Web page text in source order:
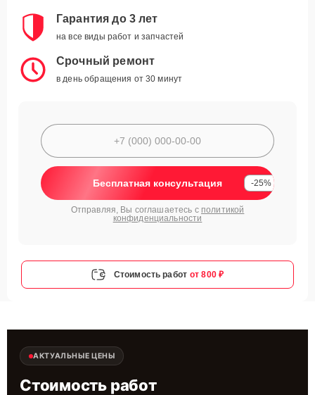
Гарантия до 3 лет
на все виды работ и запчастей
Срочный ремонт
в день обращения от 30 минут
Бесплатная консультация -25%
Отправляя, Вы соглашаетесь с политикой
конфиденциальности
Стоимость работ от 800 ₽
АКТУАЛЬНЫЕ ЦЕНЫ
Стоимость работ